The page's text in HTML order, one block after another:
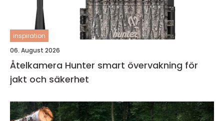
inspiration
06. August 2026
Åtelkamera Hunter smart övervakning för
jakt och säkerhet